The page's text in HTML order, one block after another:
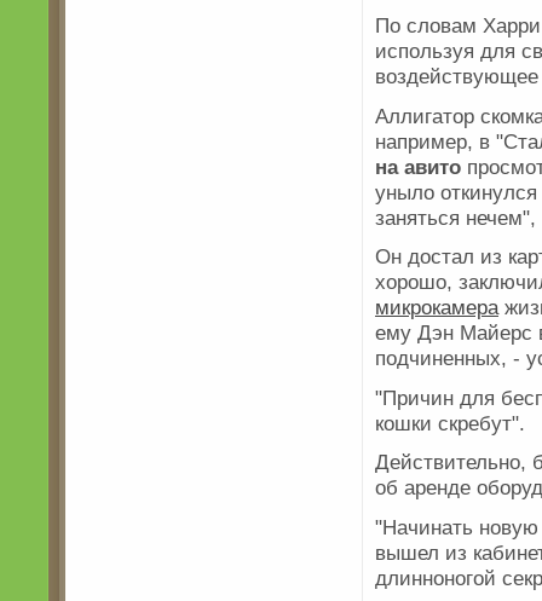
По словам
используя для
воздействующее
Аллигатор
например, в
на авито
уныло
заняться
Он достал из
хорошо,
микрокамера
ему Дэн Майерс
подчиненных, -
"Причин для
кошки скребут".
Действительно,
об аренде
"Начинать
вышел из
длинноногой